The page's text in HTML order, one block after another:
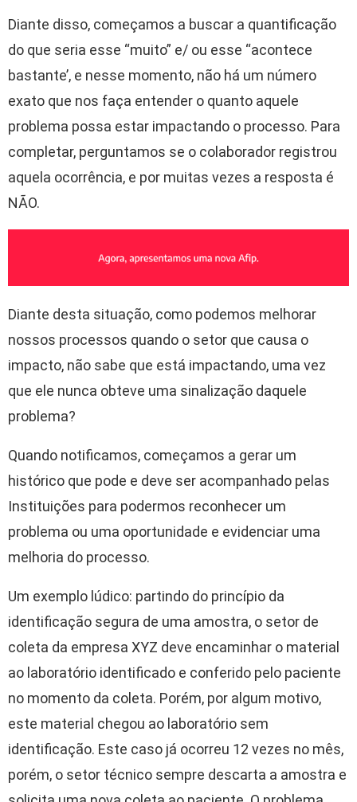
Diante disso, começamos a buscar a quantificação
do que seria esse “muito” e/ ou esse “acontece
bastante’, e nesse momento, não há um número
exato que nos faça entender o quanto aquele
problema possa estar impactando o processo. Para
completar, perguntamos se o colaborador registrou
aquela ocorrência, e por muitas vezes a resposta é
NÃO.
Diante desta situação, como podemos melhorar
nossos processos quando o setor que causa o
impacto, não sabe que está impactando, uma vez
que ele nunca obteve uma sinalização daquele
problema?
Quando notificamos, começamos a gerar um
histórico que pode e deve ser acompanhado pelas
Instituições para podermos reconhecer um
problema ou uma oportunidade e evidenciar uma
melhoria do processo.
Um exemplo lúdico: partindo do princípio da
identificação segura de uma amostra, o setor de
coleta da empresa XYZ deve encaminhar o material
ao laboratório identificado e conferido pelo paciente
no momento da coleta. Porém, por algum motivo,
este material chegou ao laboratório sem
identificação. Este caso já ocorreu 12 vezes no mês,
porém, o setor técnico sempre descarta a amostra e